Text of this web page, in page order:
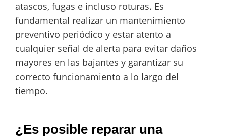
atascos, fugas e incluso roturas. Es
fundamental realizar un mantenimiento
preventivo periódico y estar atento a
cualquier señal de alerta para evitar daños
mayores en las bajantes y garantizar su
correcto funcionamiento a lo largo del
tiempo.
¿Es posible reparar una